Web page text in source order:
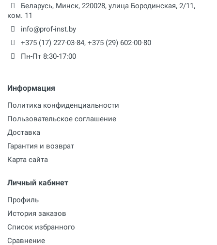
Беларусь, Минск, 220028, улица Бородинская, 2/11,
ком. 11
info@prof-inst.by
+375 (17) 227-03-84, +375 (29) 602-00-80
Пн-Пт 8:30-17:00
Информация
Политика конфиденциальности
Пользовательское соглашение
Доставка
Гарантия и возврат
Карта сайта
Личный кабинет
Профиль
История заказов
Список избранного
Сравнение